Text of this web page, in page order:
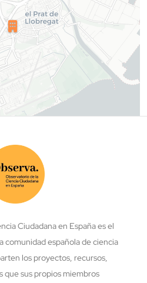
Ciudadana en España es el
comunidad española de ciencia
los proyectos, recursos,
que sus propios miembros